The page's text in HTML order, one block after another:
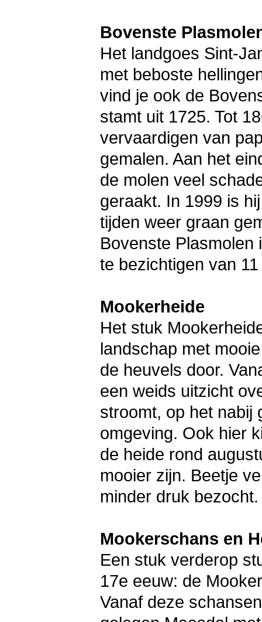
Bovenste
Het landgoes Sint-
met beboste
vind je ook de
stamt uit 1725. Tot
vervaardigen van
gemalen. Aan het
de molen veel
geraakt. In 1999 is
tijden weer graan
Bovenste Plasmolen
te bezichtigen van
Mookerheide
Het stuk
landschap met
de heuvels door.
een weids uitzicht
stroomt, op het nabij
omgeving. Ook hier
de heide rond
mooier zijn. Beetje
minder druk bezocht.
Mookerschans en
Een stuk verderop
17e eeuw: de
Vanaf deze